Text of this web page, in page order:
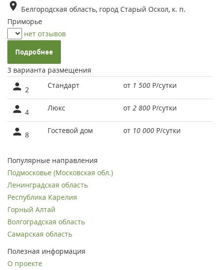
Белгородская область, город Старый Оскол, к. п.
Приморье
нет отзывов
Подробнее
3 варианта размещения
2 Стандарт от 1 500 Р/сутки
4 Люкс от 2 800 Р/сутки
8 Гостевой дом от 10 000 Р/сутки
Популярные направления
Подмосковье (Московская обл.)
Ленинградская область
Республика Карелия
Горный Алтай
Волгоградская область
Самарская область
Полезная информация
О проекте